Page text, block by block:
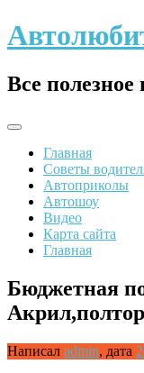
Skip
to
Все полезное
Главная
Советы
Автоприколы
Автошоу
Видео
Карта сайта
Главная
Бюджетная
Написал admin, дата